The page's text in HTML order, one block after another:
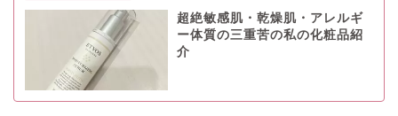
超絶敏感肌・乾燥肌・アレルギ
ー体質の三重苦の私の化粧品紹
介